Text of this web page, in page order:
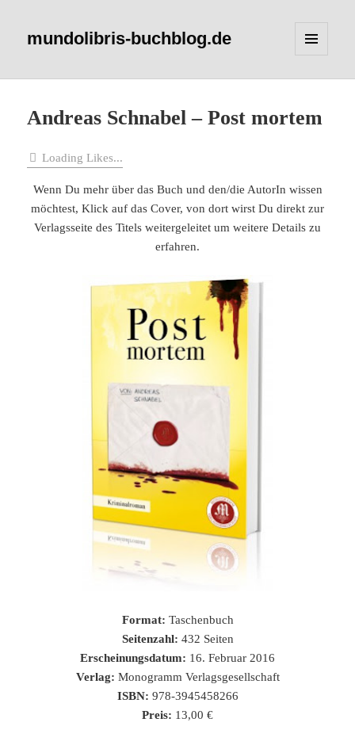
mundolibris-buchblog.de
WIDGETS
Andreas Schnabel – Post mortem
Loading Likes...
Wenn Du mehr über das Buch und den/die AutorIn wissen
möchtest, Klick auf das Cover, von dort wirst Du direkt zur
Verlagsseite des Titels weitergeleitet um weitere Details zu
erfahren.
Format: Taschenbuch
Seitenzahl: 432 Seiten
Erscheinungsdatum: 16. Februar 2016
Verlag: Monogramm Verlagsgesellschaft
ISBN: 978-3945458266
Preis: 13,00 €